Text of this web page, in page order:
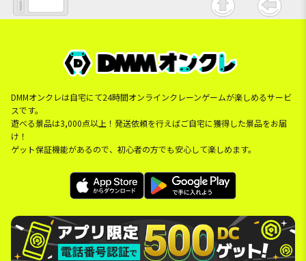
DMMオンクレは自宅にて24時間オンラインクレーンゲームが楽しめるサービ
スです。
遊べる景品は3,000点以上！発送依頼を行えばご自宅に獲得した景品をお届
け！
ゲット保証機能があるので、初心者の方でも安心して楽しめます。